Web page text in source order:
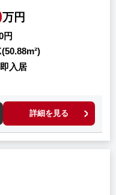
万円
円
即入居
詳細を見る